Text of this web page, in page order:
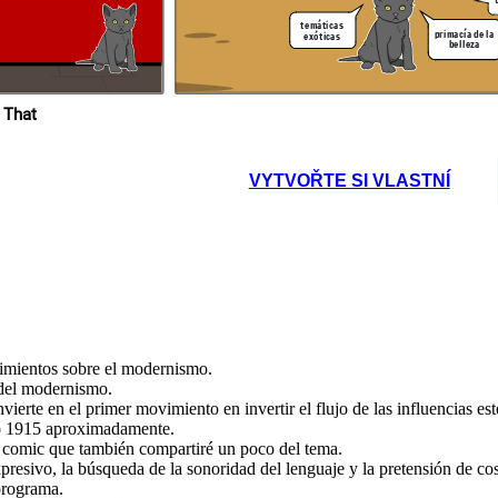
Gracias xd
xd
That
temáticas
exóticas primacía de la
belleza
VYTVOŘTE SI VLASTNÍ
sobre el modernismo.
modernismo.
en el primer movimiento en invertir el flujo de las influencias
aproximadamente.
que también compartiré un poco del tema.
la búsqueda de la sonoridad del lenguaje y la pretensión de